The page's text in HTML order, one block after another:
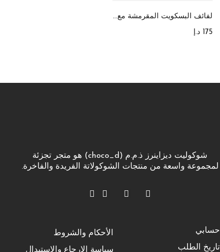
لفائف البسكويت المقرمشة مع كريمة البندق واللوز
175 د.إ
شوكوليت ديزاينرز ذ.م.م (choco_d) هو متجر تجزئة
لمجموعة واسعة من منتجات الشوكولاتة الفريدة والفاخرة.
حسابي
تاريخ الطلب
الأحكام والشروط
سياسة الإرجاع والاستبدال